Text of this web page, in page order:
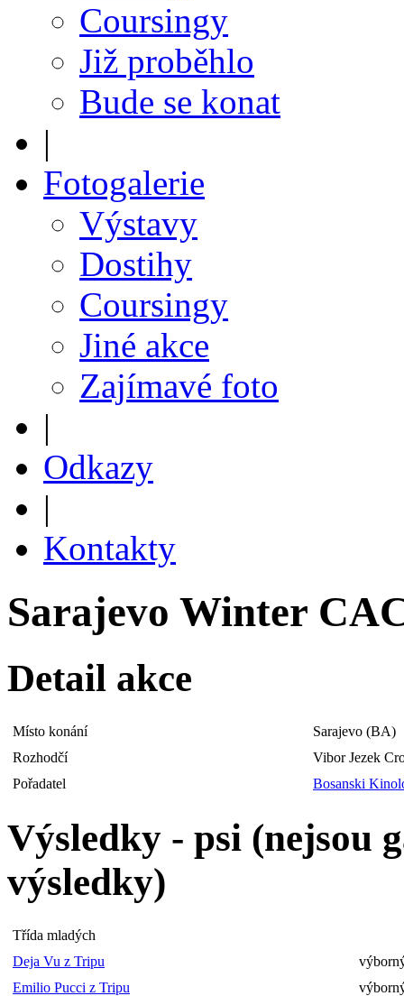
Coursingy
Již proběhlo
Bude se konat
|
Fotogalerie
Výstavy
Dostihy
Coursingy
Jiné akce
Zajímavé foto
|
Odkazy
|
Kontakty
Sarajevo Winter
Detail akce
Místo konání
Sarajevo (BA)
Rozhodčí
Vibor Jezek
Pořadatel
Bosanski
Výsledky - psi (nejsou
výsledky)
Třída mladých
Deja Vu z Tripu
Emilio Pucci z Tripu